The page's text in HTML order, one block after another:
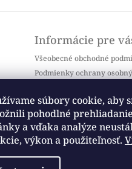
súbory cookie, aby
pohodlné
a vďaka analýze
výkon a použiteľnosť.
Informácie pre
Všeobecné obchodné
Podmienky ochrany
Doprava a platba
Kontakty
Často kladené otázky / FAQ
Moja objednávka